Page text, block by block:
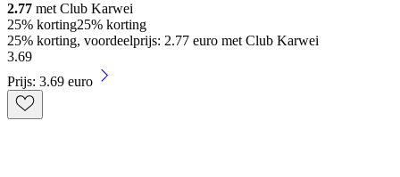
2.77 met Club Karwei
25% korting25% korting
25% korting, voordeelprijs: 2.77 euro met Club Karwei
3.69
Prijs: 3.69 euro